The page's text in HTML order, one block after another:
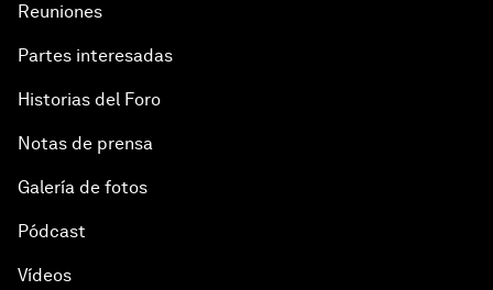
Reuniones
Partes interesadas
Historias del Foro
Notas de prensa
Galería de fotos
Pódcast
Vídeos